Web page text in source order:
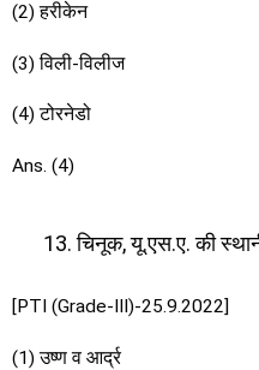
(2) हरीकेन
(3) विली-विलीज
(4) टोरनेडो
Ans. (4)
चिनूक, यू.एस.ए. की
[PTI (Grade-III)-25.9.2022]
(1) उष्ण व आर्द्र